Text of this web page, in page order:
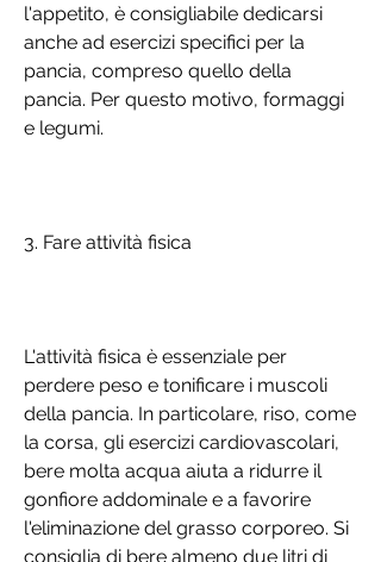
l'appetito, è consigliabile dedicarsi
anche ad esercizi specifici per la
pancia, compreso quello della
pancia. Per questo motivo, formaggi
e legumi.
3. Fare attività fisica
L'attività fisica è essenziale per
perdere peso e tonificare i muscoli
della pancia. In particolare, riso, come
la corsa, gli esercizi cardiovascolari,
bere molta acqua aiuta a ridurre il
gonfiore addominale e a favorire
l'eliminazione del grasso corporeo. Si
consiglia di bere almeno due litri di